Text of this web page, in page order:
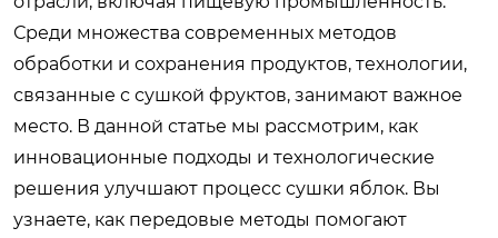
Среди множества современных методов
обработки и сохранения продуктов, технологии,
связанные с сушкой фруктов, занимают важное
место. В данной статье мы рассмотрим, как
инновационные подходы и технологические
решения улучшают процесс сушки яблок. Вы
узнаете, как передовые методы помогают